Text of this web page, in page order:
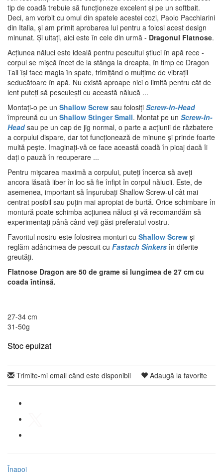
tip de coadă trebuie să funcționeze excelent și pe un softbait.
Deci, am vorbit cu omul din spatele acestei cozi, Paolo Pacchiarini
din Italia, și am primit aprobarea lui pentru a folosi acest design
minunat. Și uitați, aici este în cele din urmă - Dragonul Flatnose.
Acțiunea năluci este ideală pentru pescuitul știuci în apă rece -
corpul se mișcă încet de la stânga la dreapta, în timp ce Dragon
Tail își face magia în spate, trimițând o mulțime de vibrații
seducătoare în apă. Nu există aproape nici o limită pentru cât de
lent puteți să pescuiești cu această nălucă ...
Montați-o pe un Shallow Screw sau folosiți Screw-In-Head
împreună cu un Shallow Stinger Small. Montat pe un Screw-In-
Headsau pe un cap de jig normal, o parte a acțiunii de răzbatere
a corpului dispare, dar tot funcționează de minune și prinde foarte
multă pește. Imaginați-vă ce face această coadă în picaj dacă îi
dați o pauză în recuperare ...
Pentru mișcarea maximă a corpului, puteți încerca să aveți
ancora lăsată liber în loc să fie înfipt în corpul nălucii. Este, de
asemenea, important să înșurubați Shallow Screw-ul cât mai
centrat posibil sau puțin mai apropiat de burtă. Orice schimbare în
montură poate schimba acțiunea năluci și vă recomandăm să
experimentați până când veți găsi preferatul vostru.
Favoritul nostru este folosirea monturi cu Shallow Screw și
reglăm adâncimea de pescuit cu Fastach Sinkers în diferite
greutăți.
Flatnose Dragon are 50 de grame si lungimea de 27 cm cu
coada întinsă.
27-34 cm
31-50g
Stoc epuizat
Trimite-mi email când este disponibil Adaugă la favorite
Înapoi